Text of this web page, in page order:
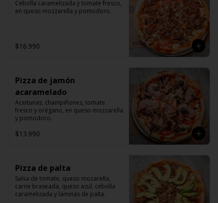
Cebolla caramelizada y tomate fresco,
en queso mozzarella y pomodoro.
$16.990
Pizza de jamón
acaramelado
Aceitunas, champiñones, tomate
fresco y orégano, en queso mozzarella
y pomodoro.
$13.990
Pizza de palta
Salsa de tomate, queso mozarella,
carne braseada, queso azul, cebolla
caramelizada y laminas de palta.